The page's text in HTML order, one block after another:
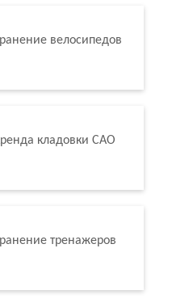
велосипедов
кладовки САО
тренажеров